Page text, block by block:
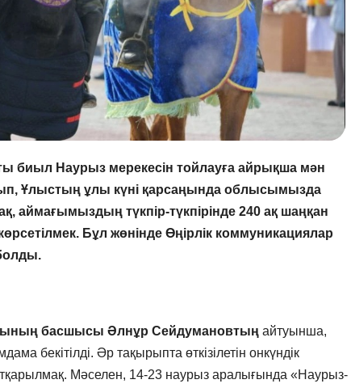
Наурыз мерекесін тойлауға айрықша мән
Ұлыстың ұлы күні қарсаңында облысымызда
аймағымыздың түкпір-түкпірінде 240 ақ шаңқан
көрсетілмек. Бұл жөнінде Өңірлік коммуникациялар
басшысы Әлнұр Сейдумановтың айтуынша,
бекітілді. Әр тақырыпта өткізілетін онкүндік
Мәселен, 14-23 наурыз аралығында «Наурыз-